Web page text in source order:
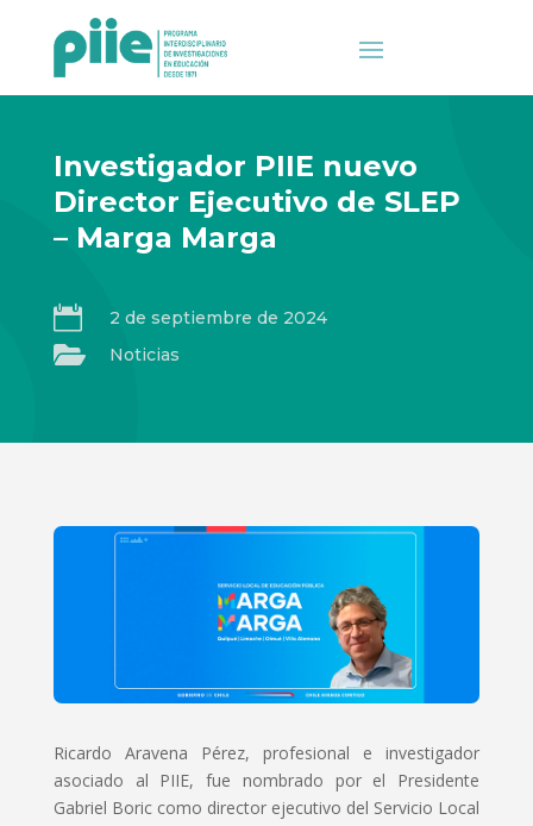
Investigador PIIE nuevo
Director Ejecutivo de SLEP
– Marga Marga
 2 de septiembre de 2024
 Noticias
Ricardo Aravena Pérez, profesional e investigador
asociado al PIIE, fue nombrado por el Presidente
Gabriel Boric como director ejecutivo del Servicio Local